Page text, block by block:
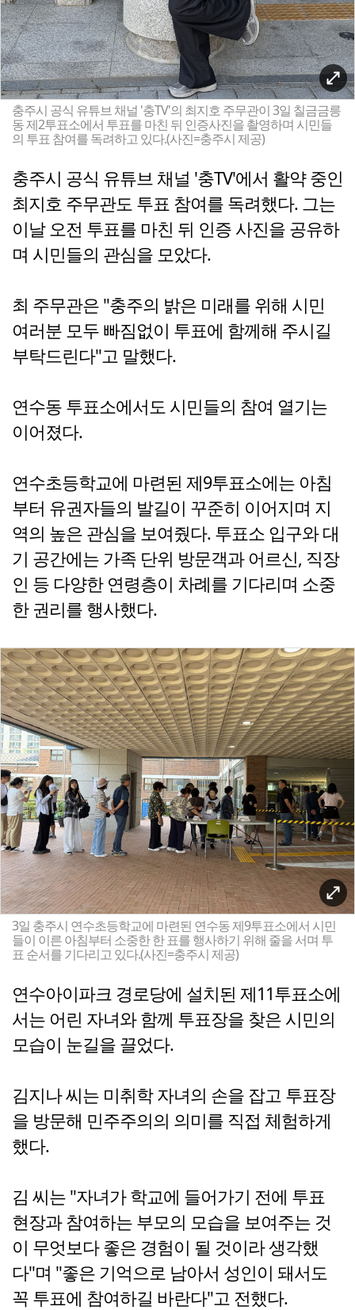
충주시 공식 유튜브 채널 '충TV'의 최지호 주무관이 3일 칠금금릉
동 제2투표소에서 투표를 마친 뒤 인증사진을 촬영하며 시민들
의 투표 참여를 독려하고 있다.(사진=충주시 제공)
충주시 공식 유튜브 채널 '충TV'에서 활약 중인
최지호 주무관도 투표 참여를 독려했다. 그는
이날 오전 투표를 마친 뒤 인증 사진을 공유하
며 시민들의 관심을 모았다.
최 주무관은 "충주의 밝은 미래를 위해 시민
여러분 모두 빠짐없이 투표에 함께해 주시길
부탁드린다"고 말했다.
연수동 투표소에서도 시민들의 참여 열기는
이어졌다.
연수초등학교에 마련된 제9투표소에는 아침
부터 유권자들의 발길이 꾸준히 이어지며 지
역의 높은 관심을 보여줬다. 투표소 입구와 대
기 공간에는 가족 단위 방문객과 어르신, 직장
인 등 다양한 연령층이 차례를 기다리며 소중
한 권리를 행사했다.
3일 충주시 연수초등학교에 마련된 연수동 제9투표소에서 시민
들이 이른 아침부터 소중한 한 표를 행사하기 위해 줄을 서며 투
표 순서를 기다리고 있다.(사진=충주시 제공)
연수아이파크 경로당에 설치된 제11투표소에
서는 어린 자녀와 함께 투표장을 찾은 시민의
모습이 눈길을 끌었다.
김지나 씨는 미취학 자녀의 손을 잡고 투표장
을 방문해 민주주의의 의미를 직접 체험하게
했다.
김 씨는 "자녀가 학교에 들어가기 전에 투표
현장과 참여하는 부모의 모습을 보여주는 것
이 무엇보다 좋은 경험이 될 것이라 생각했
다"며 "좋은 기억으로 남아서 성인이 돼서도
꼭 투표에 참여하길 바란다"고 전했다.